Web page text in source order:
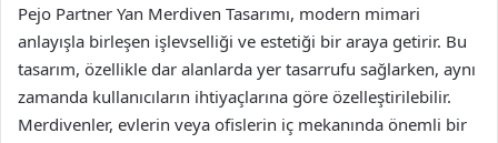
Pejo Partner Yan Merdiven Tasarımı, modern mimari
anlayışla birleşen işlevselliği ve estetiği bir araya getirir. Bu
tasarım, özellikle dar alanlarda yer tasarrufu sağlarken, aynı
zamanda kullanıcıların ihtiyaçlarına göre özelleştirilebilir.
Merdivenler, evlerin veya ofislerin iç mekanında önemli bir